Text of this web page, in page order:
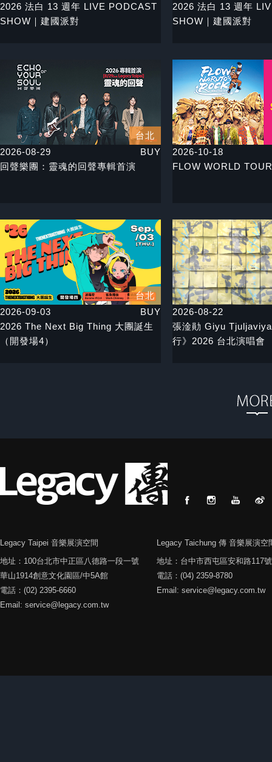
2026 法白 13 週年 LIVE PODCAST
SHOW｜建國派對
2026 法白 13 週年
SHOW｜建國派對
台北
2026-08-29
BUY
回聲樂團：靈魂的回聲專輯首演
2026-10-18
FLOW WORLD
台北
2026-09-03
BUY
2026 The Next Big Thing 大團誕生
（開發場4）
2026-08-22
張淦勛 Giyu
行》2026 台北演唱會
Legacy Taipei 音樂展演空間
Legacy Taichung 傳 音樂展演空
地址：100台北市中正區八德路一段一號
華山1914創意文化園區/中5A館
電話：(02) 2395-6660
Email: service@legacy.com.tw
地址：台中市西屯區安和路117號
電話：(04) 2359-8780
Email: service@legacy.com.tw